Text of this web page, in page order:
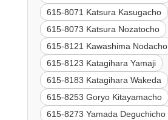
615-8071 Katsura Kasugacho
615-8073 Katsura Nozatocho
615-8121 Kawashima Nodacho
615-8123 Katagihara Yamaji
615-8183 Katagihara Wakeda
615-8253 Goryo Kitayamacho
615-8273 Yamada Deguchicho